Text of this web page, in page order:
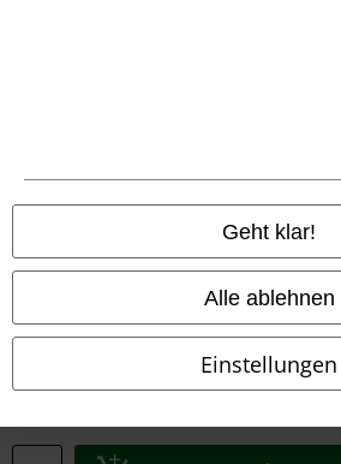
Geht klar!
Alle ablehnen
Einstellungen
Alle Preise inkl. gesetzlicher
© 1986-2026 E.M.P. Merchandising HGmbH
EMP Online Shops
EMP France